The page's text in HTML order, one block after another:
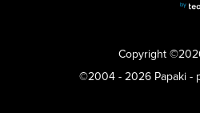
Copyright
©2004 - 2026 Papaki -